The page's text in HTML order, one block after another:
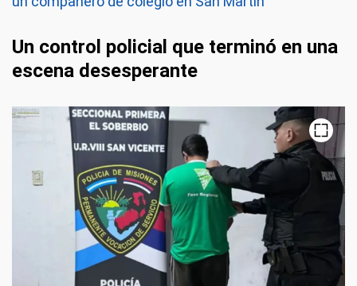
Un control policial que terminó en una
escena desesperante